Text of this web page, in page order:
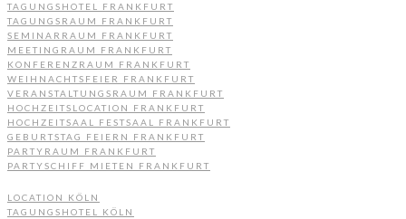
TAGUNGSHOTEL FRANKFURT
TAGUNGSRAUM FRANKFURT
SEMINARRAUM FRANKFURT
MEETINGRAUM FRANKFURT
KONFERENZRAUM FRANKFURT
WEIHNACHTSFEIER FRANKFURT
VERANSTALTUNGSRAUM FRANKFURT
HOCHZEITSLOCATION FRANKFURT
HOCHZEITSAAL FESTSAAL FRANKFURT
GEBURTSTAG FEIERN FRANKFURT
PARTYRAUM FRANKFURT
PARTYSCHIFF MIETEN FRANKFURT
LOCATION KÖLN
TAGUNGSHOTEL KÖLN